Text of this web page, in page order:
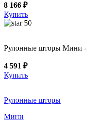
8 166 ₽
Купить
50
Рулонные шторы Мини -
4 591 ₽
Купить
Рулонные шторы
Мини